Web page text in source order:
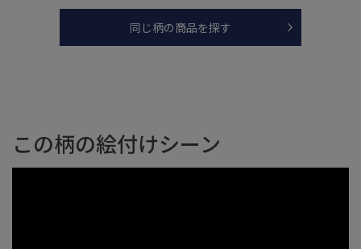
同じ柄の商品を探す
この柄の絵付けシーン